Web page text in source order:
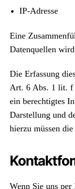
IP-Adresse
Eine
Datenquellen
Die Erfassung
Art. 6 Abs. 1 lit. f
ein berechtigtes
Darstellung und
hierzu müssen
Wenn Sie uns